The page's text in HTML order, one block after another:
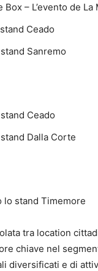
– L’evento de La
Ceado
Sanremo
Ceado
Dalla Corte
lo stand Timemore
tra location
chiave nel
diversificati e di